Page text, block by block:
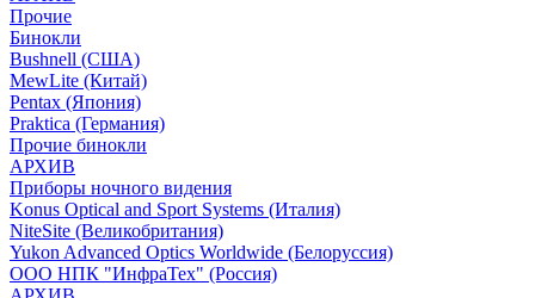
Прочие
Бинокли
Bushnell (США)
MewLite (Китай)
Pentax (Япония)
Praktica (Германия)
Прочие бинокли
АРХИВ
Приборы ночного видения
Konus Optical and Sport Systems (Италия)
NiteSite (Великобритания)
Yukon Advanced Optics Worldwide (Белоруссия)
ООО НПК "ИнфраТех" (Россия)